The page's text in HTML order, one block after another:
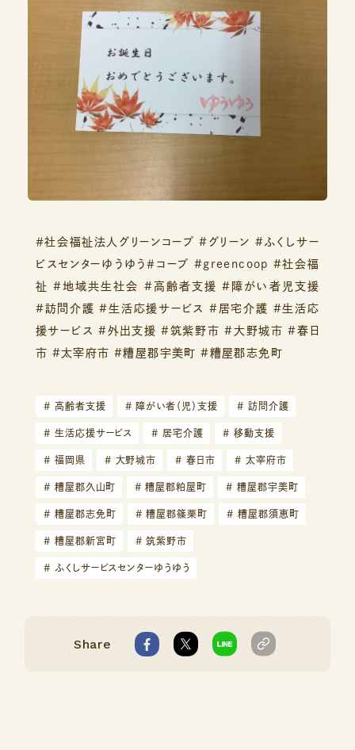
＃社会福祉法人グリーンコープ #グリーン #ふくしサー
ビスセンターゆうゆう＃コープ #greencoop #社会福
祉 #地域共生社会 #高齢者支援 #障がい者児支援
#訪問介護 #生活応援サービス #居宅介護 #生活応
援サービス #外出支援 #筑紫野市 #大野城市 #春日
市 #太宰府市 #糟屋郡宇美町 #糟屋郡志免町
# 高齢者支援 # 障がい者（児）支援 # 訪問介護
# 生活応援サービス # 居宅介護 # 移動支援
# 福岡県 # 大野城市 # 春日市 # 太宰府市
# 糟屋郡久山町 # 糟屋郡粕屋町 # 糟屋郡宇美町
# 糟屋郡志免町 # 糟屋郡篠栗町 # 糟屋郡須恵町
# 糟屋郡新宮町 # 筑紫野市
# ふくしサービスセンターゆうゆう
Share